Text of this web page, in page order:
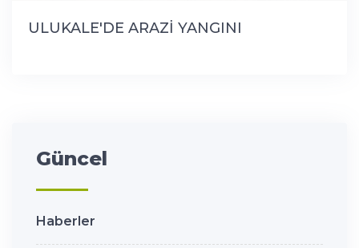
ULUKALE'DE ARAZİ YANGINI
Güncel
Haberler